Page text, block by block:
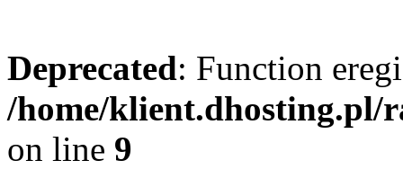
Deprecated: Function
/home/klient.dhosting.pl/
on line 9